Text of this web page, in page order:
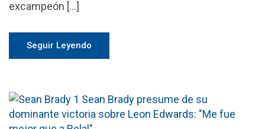
excampeón […]
Seguir Leyendo